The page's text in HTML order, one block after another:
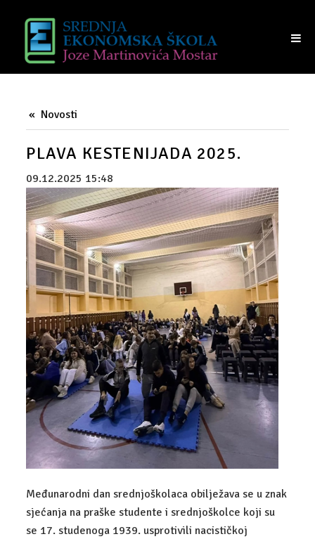
Novosti
PLAVA KESTENIJADA 2025.
09.12.2025 15:48
Međunarodni dan srednjoškolaca obilježava se u znak
sjećanja na praške studente i srednjoškolce koji su
se 17. studenoga 1939. usprotivili nacističkoj
UČENICI
VIJEĆE UČENIKA
RODITELJI
PRIJAM RODITELJA
RAZREDI I RAZREDNICI
VIJEĆE RODITELJA
IZVANREDNI POLAZNICI
UPIS
ZANIMANJA
DIGITALNI MARKETING
EKONOMIST
POSLOVNA INFORMATIKA
KOMERCIJALIST
UPRAVNI REFERENT
CARINSKI TEHNIČAR